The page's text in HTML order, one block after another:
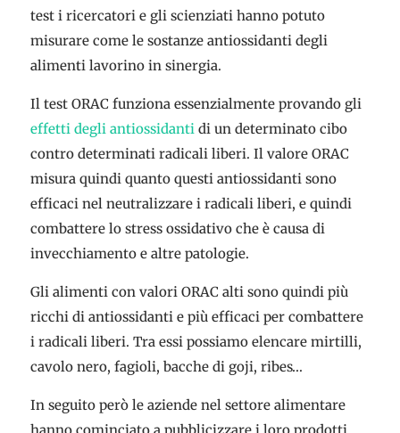
test i ricercatori e gli scienziati hanno potuto
misurare come le sostanze antiossidanti degli
alimenti lavorino in sinergia.
Il test ORAC funziona essenzialmente provando gli
effetti degli antiossidantidi un determinato cibo
contro determinati radicali liberi. Il valore ORAC
misura quindi quanto questi antiossidanti sono
efficaci nel neutralizzare i radicali liberi, e quindi
combattere lo stress ossidativo che è causa di
invecchiamento e altre patologie.
Gli alimenti con valori ORAC alti sono quindi più
ricchi di antiossidanti e più efficaci per combattere
i radicali liberi. Tra essi possiamo elencare mirtilli,
cavolo nero, fagioli, bacche di goji, ribes…
In seguito però le aziende nel settore alimentare